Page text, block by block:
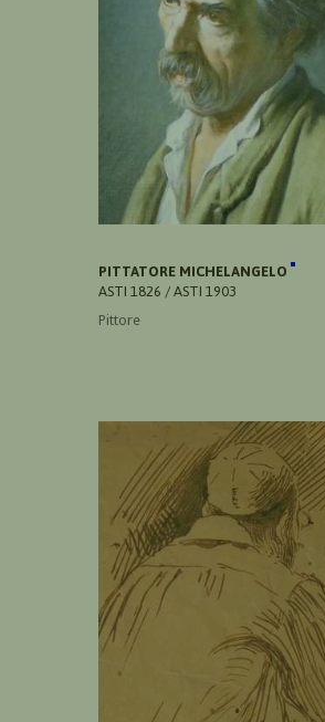
PITTATORE MICHELANGELO
ASTI 1826 / ASTI 1903
Pittore